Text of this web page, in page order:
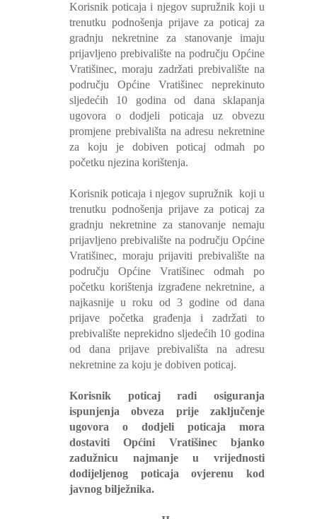
Korisnik poticaja i njegov supružnik koji u
trenutku podnošenja prijave za poticaj za
gradnju nekretnine za stanovanje imaju
prijavljeno prebivalište na području Općine
Vratišinec, moraju zadržati prebivalište na
području Općine Vratišinec neprekinuto
sljedećih 10 godina od dana sklapanja
ugovora o dodjeli poticaja uz obvezu
promjene prebivališta na adresu nekretnine
za koju je dobiven poticaj odmah po
početku njezina korištenja.
Korisnik poticaja i njegov supružnik koji u
trenutku podnošenja prijave za poticaj za
gradnju nekretnine za stanovanje nemaju
prijavljeno prebivalište na području Općine
Vratišinec, moraju prijaviti prebivalište na
području Općine Vratišinec odmah po
početku korištenja izgrađene nekretnine, a
najkasnije u roku od 3 godine od dana
prijave početka građenja i zadržati to
prebivalište neprekidno sljedećih 10 godina
od dana prijave prebivališta na adresu
nekretnine za koju je dobiven poticaj.
Korisnik poticaj radi osiguranja
ispunjenja obveza prije zaključenje
ugovora o dodjeli poticaja mora
dostaviti Općini Vratišinec bjanko
zadužnicu najmanje u vrijednosti
dodijeljenog poticaja ovjerenu kod
javnog bilježnika.